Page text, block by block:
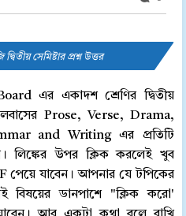
সেমিষ্টার প্রশ্ন উত্তর
এর একাদশ শ্রেণির দ্বিতীয়
Prose, Verse, Drama,
and Writing এর প্রতিটি
লিঙ্কের উপর ক্লিক করলেই খুব
পেয়ে যাবেন। আপনার যে টপিকের
বিষয়ের ডানপাশে "ক্লিক করো'